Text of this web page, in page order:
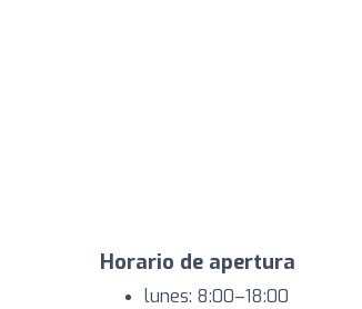
Horario de apertura
lunes: 8:00–18:00